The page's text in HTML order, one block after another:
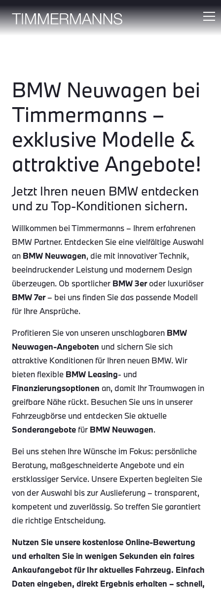
BMW Neuwagen bei
Timmermanns –
exklusive Modelle &
attraktive Angebote!
Jetzt Ihren neuen BMW entdecken
und zu Top-Konditionen sichern.
Willkommen bei Timmermanns – Ihrem erfahrenen
BMW Partner. Entdecken Sie eine vielfältige Auswahl
an BMW Neuwagen, die mit innovativer Technik,
beeindruckender Leistung und modernem Design
überzeugen. Ob sportlicher BMW 3eroder luxuriöser
BMW 7er– bei uns finden Sie das passende Modell
für Ihre Ansprüche.
Profitieren Sie von unseren unschlagbaren BMW
Neuwagen-Angeboten und sichern Sie sich
attraktive Konditionen für Ihren neuen BMW. Wir
bieten flexible BMW Leasing- und
Finanzierungsoptionen an, damit Ihr Traumwagen in
greifbare Nähe rückt. Besuchen Sie uns in unserer
Fahrzeugbörse und entdecken Sie aktuelle
Sonderangebote für BMW Neuwagen.
Bei uns stehen Ihre Wünsche im Fokus: persönliche
Beratung, maßgeschneiderte Angebote und ein
erstklassiger Service. Unsere Experten begleiten Sie
von der Auswahl bis zur Auslieferung – transparent,
kompetent und zuverlässig. So treffen Sie garantiert
die richtige Entscheidung.
Nutzen Sie unsere kostenlose Online-Bewertung
und erhalten Sie in wenigen Sekunden ein faires
Ankaufangebot für Ihr aktuelles Fahrzeug. Einfach
Daten eingeben, direkt Ergebnis erhalten – schnell,